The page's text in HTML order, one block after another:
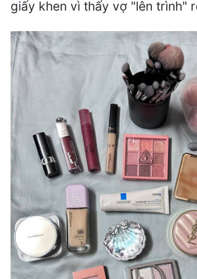
giấy khen vì thấy vợ "lên trình"